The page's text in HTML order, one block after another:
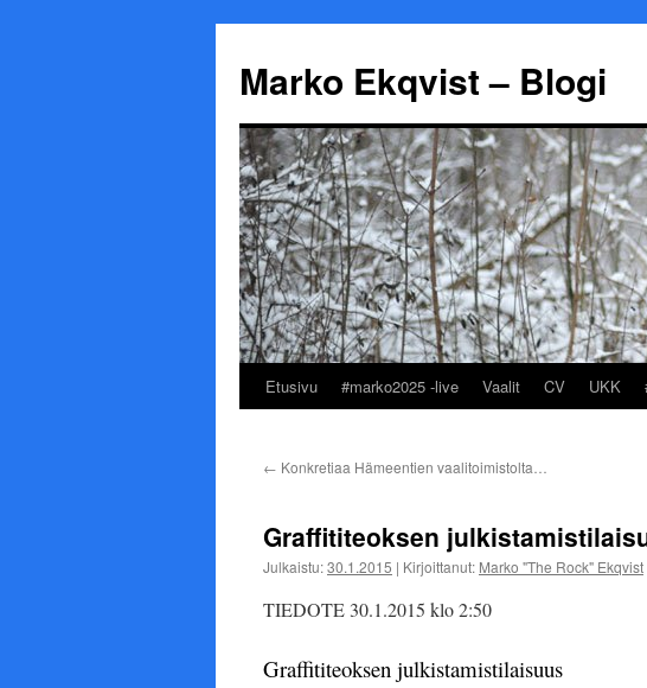
Marko Ekqvist – Blogi
Siirry
Etusivu #marko2025 -live Vaalit CV UKK
← Konkretiaa Hämeentien vaalitoimistolta…
Graffititeoksen
Julkaistu:30.1.2015 | Kirjoittanut: Marko "The Rock" Ekqvist
TIEDOTE 30.1.2015 klo 2:50
Graffititeoksen julkistamistilaisuus